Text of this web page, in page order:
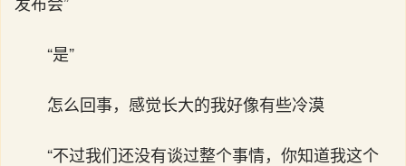
“是”
怎么回事，感觉长大的我好像有些冷漠
“不过我们还没有谈过整个事情，你知道我这个